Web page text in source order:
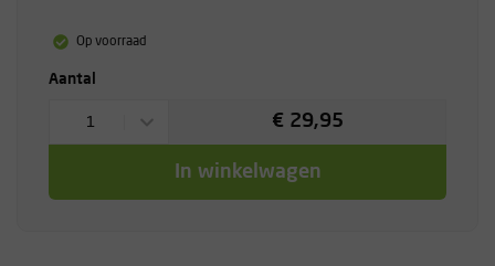
Op voorraad
Aantal
1 € 29,95
In winkelwagen